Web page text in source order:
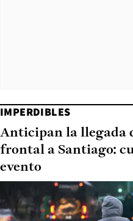
IMPERDIBLES
Anticipan la llegada
frontal a Santiago:
evento